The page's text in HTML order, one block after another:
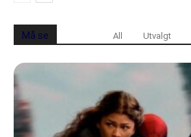
Må se All Utvalgt